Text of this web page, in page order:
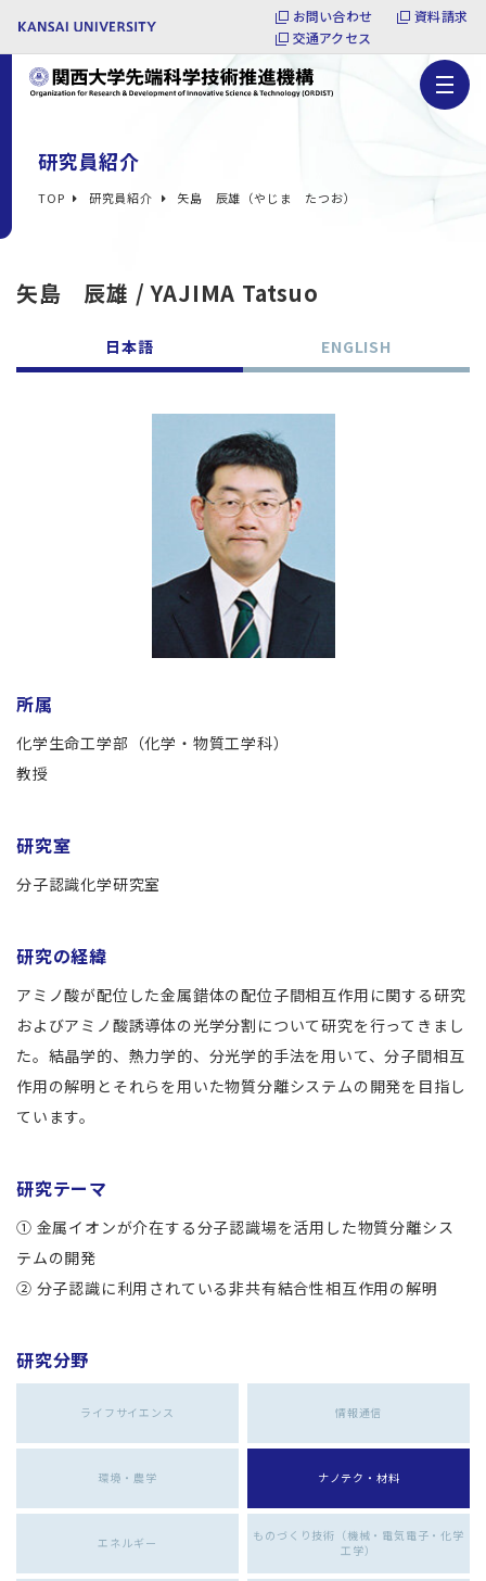
お問い合わせ
資料請求
交通アクセス
研究員紹介
TOP 研究員紹介 矢島 辰雄（やじま たつお）
矢島 辰雄 / YAJIMA Tatsuo
日本語 ENGLISH
所属
化学生命工学部（化学・物質工学科）
教授
研究室
分子認識化学研究室
研究の経緯
アミノ酸が配位した金属錯体の配位子間相互作用に関する研究
およびアミノ酸誘導体の光学分割について研究を行ってきまし
た。結晶学的、熱力学的、分光学的手法を用いて、分子間相互
作用の解明とそれらを用いた物質分離システムの開発を目指し
ています。
研究テーマ
① 金属イオンが介在する分子認識場を活用した物質分離シス
テムの開発
② 分子認識に利用されている非共有結合性相互作用の解明
研究分野
ライフサイエンス 情報通信
環境・農学 ナノテク・材料
エネルギー
ものづくり技術（機械・電気電子・化学
工学）